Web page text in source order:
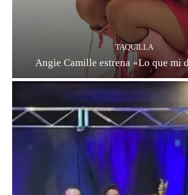
TAQUILLA
Angie Camille estrena «Lo que mi